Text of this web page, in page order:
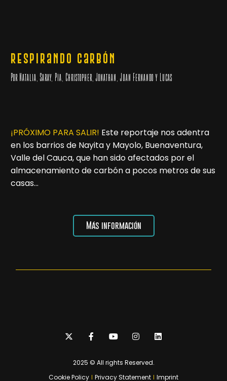
Respirando Carbón​
Por Natalia, Saray, Pía, Christopher, Jonathan, Juan Fernando y Lucas
¡PRÓXIMO PARA SALIR! Este reportaje nos adentra
en los barrios de Nayita y Mayolo, Buenaventura,
Valle del Cauca, que han sido afectados por el
almacenamiento de carbón a pocos metros de sus
casas…
Más información
2025 © All rights Reserved.
Cookie Policy
Privacy Statement Imprint